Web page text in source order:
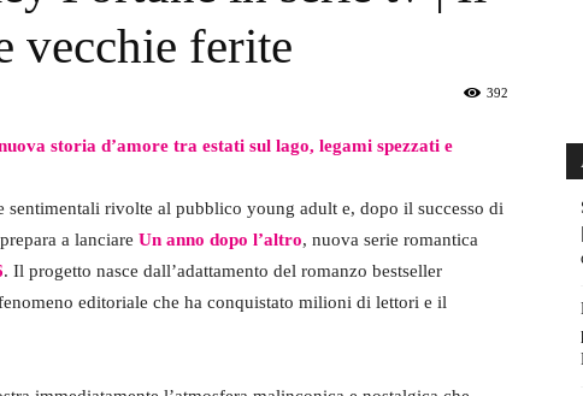
vecchie ferite
392
storia d’amore tra estati sul lago, legami spezzati e
sentimentali rivolte al pubblico young adult e, dopo il successo di
a lanciare Un anno dopo l’altro, nuova serie romantica
. Il progetto nasce dall’adattamento del romanzo bestseller
editoriale che ha conquistato milioni di lettori e il